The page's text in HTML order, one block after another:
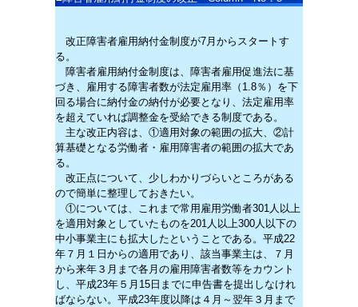
改正障害者雇用納付金制度が7月からスタートす
る。
障害者雇用納付金制度は、障害者雇用促進法に基
づき、雇用する障害者数が法定雇用率（1.8％）を下
回る場合に納付金の納付が必要となり、法定雇用率
を超えていれば調整金を受給できる制度である。
主な改正内容は、①適用対象の範囲の拡大、②計
算基礎となる労働者・雇用障害者の範囲の拡大であ
る。
改正点について、少しわかりづらいところがある
ので簡単に整理しておきたい。
①については、これまで常用雇用労働者301人以上
を適用対象としていたものを201人以上300人以下の
中小事業主にも拡大したということである。平成22
年７月１日からの適用であり、該当事業主は、７月
から来年３月まで各月の雇用障害者数等をカウント
し、平成23年５月15日までに申告書を提出しなけれ
ばならない。平成23年度以降は４月～翌年３月まで